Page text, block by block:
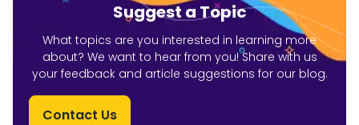
Suggest a Topic
What topics are you interested in learning more
about? We want to hear from you! Share with us
your feedback and article suggestions for our blog.
Contact Us